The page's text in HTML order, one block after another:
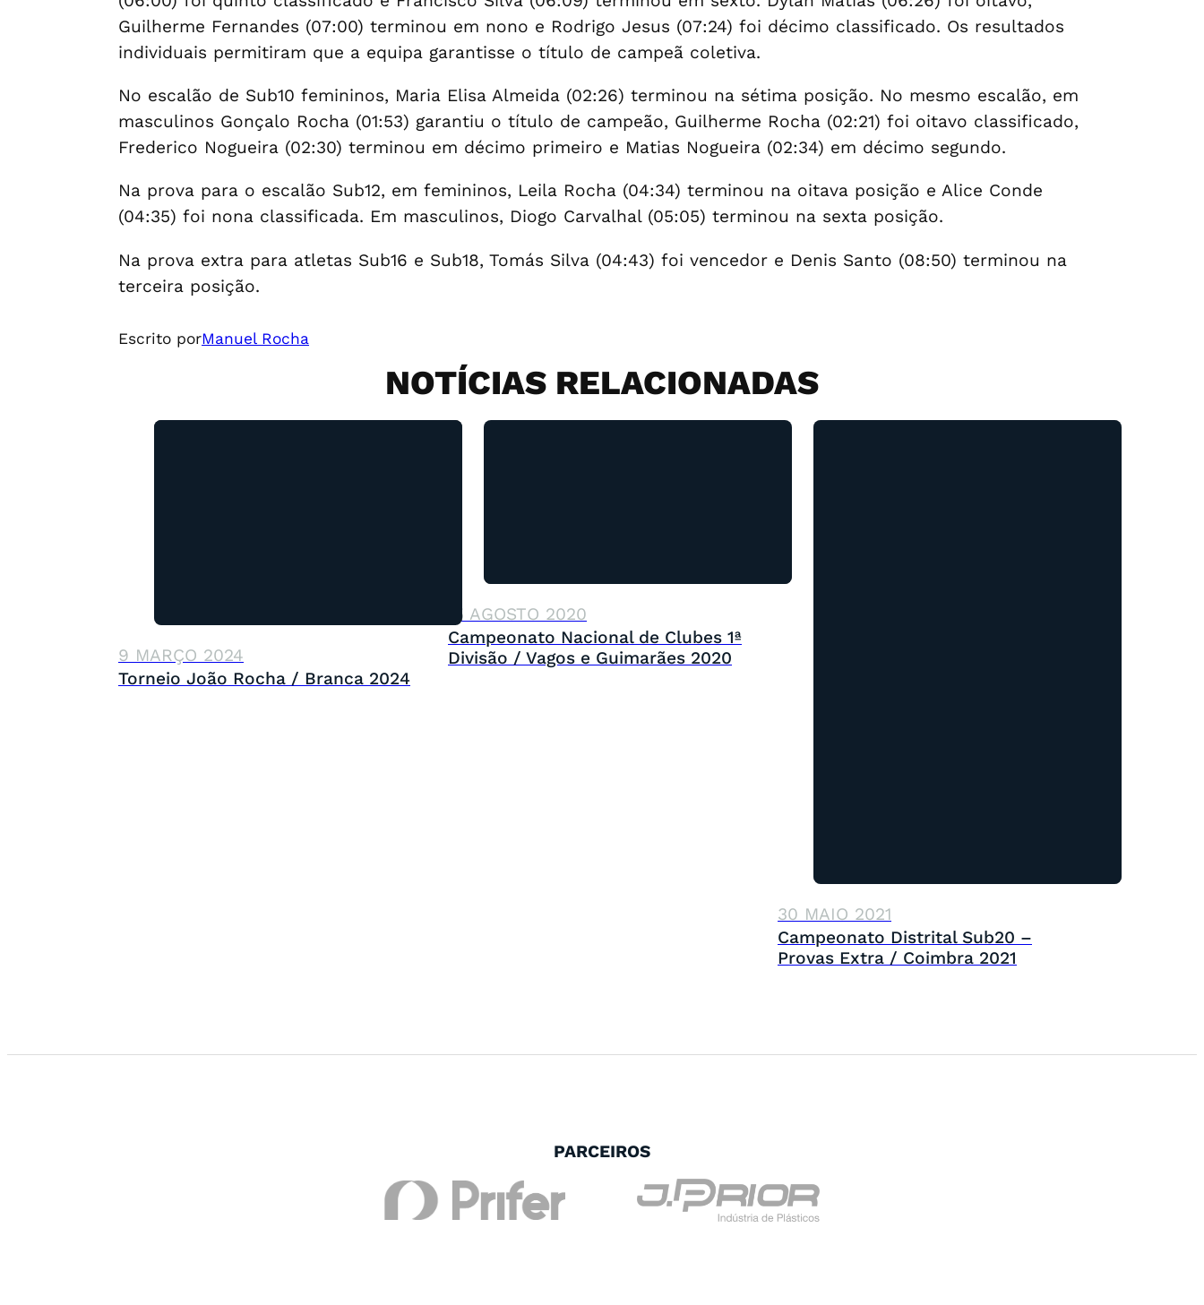
Guilherme Fernandes (07:00) terminou em nono e Rodrigo Jesus (07:24) foi décimo classificado. Os resultados
individuais permitiram que a equipa garantisse o título de campeã coletiva.
No escalão de Sub10 femininos, Maria Elisa Almeida (02:26) terminou na sétima posição. No mesmo escalão, em
masculinos Gonçalo Rocha (01:53) garantiu o título de campeão, Guilherme Rocha (02:21) foi oitavo classificado,
Frederico Nogueira (02:30) terminou em décimo primeiro e Matias Nogueira (02:34) em décimo segundo.
Na prova para o escalão Sub12, em femininos, Leila Rocha (04:34) terminou na oitava posição e Alice Conde
(04:35) foi nona classificada. Em masculinos, Diogo Carvalhal (05:05) terminou na sexta posição.
Na prova extra para atletas Sub16 e Sub18, Tomás Silva (04:43) foi vencedor e Denis Santo (08:50) terminou na
terceira posição.
Escrito porManuel Rocha
NOTÍCIAS RELACIONADAS
9 MARÇO 2024
Torneio João Rocha / Branca 2024
15 AGOSTO 2020
Campeonato Nacional de Clubes 1ª
Divisão / Vagos e Guimarães 2020
30 MAIO 2021
Campeonato Distrital Sub20 –
Provas Extra / Coimbra 2021
PARCEIROS